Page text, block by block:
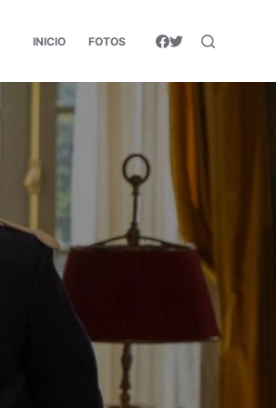
INICIO FOTOS